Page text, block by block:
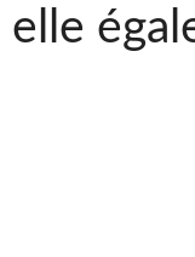
elle